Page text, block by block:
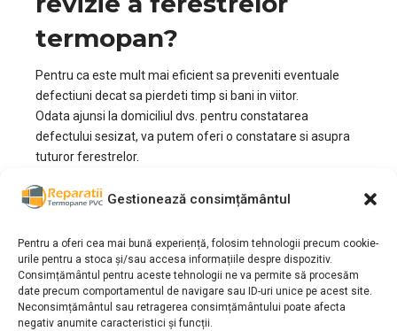
Gestionează consimțământul
Pentru a oferi cea mai bună experiență, folosim tehnologii precum cookie-
urile pentru a stoca și/sau accesa informațiile despre dispozitiv.
Consimțământul pentru aceste tehnologii ne va permite să procesăm
date precum comportamentul de navigare sau ID-uri unice pe acest site.
Neconsimțământul sau retragerea consimțământului poate afecta
negativ anumite caracteristici și funcții.
termopan?
Pentru ca este mult mai eficient sa preveniti eventuale
defectiuni decat sa pierdeti timp si bani in viitor.
Odata ajunsi la domiciliul dvs. pentru constatarea
defectului sesizat, va putem oferi o constatare si asupra
tuturor ferestrelor.
si mai usor sa prevenim anumite probleme care pot
timpului defectiunile aparute si neremediate pot costa
mai mult.
Aceasta constatare asupra tuturor ferestrelor este
GRATUITA, daca locuiti in zonaNordsi daca optati sa
remediati defectele gasite.